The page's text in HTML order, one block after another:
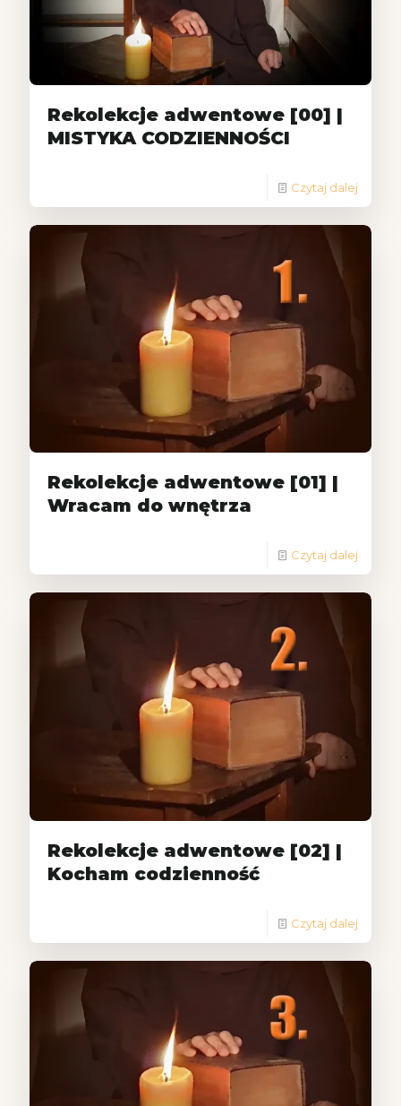
Rekolekcje adwentowe [00] |
MISTYKA CODZIENNOŚCI
Czytaj dalej
Rekolekcje adwentowe [01] |
Wracam do wnętrza
Czytaj dalej
Rekolekcje adwentowe [02] |
Kocham codzienność
Czytaj dalej